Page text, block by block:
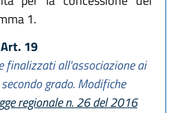
1.
Art. 19
finalizzati all'associazione ai
grado. Modifiche
regionale n. 26 del 2016